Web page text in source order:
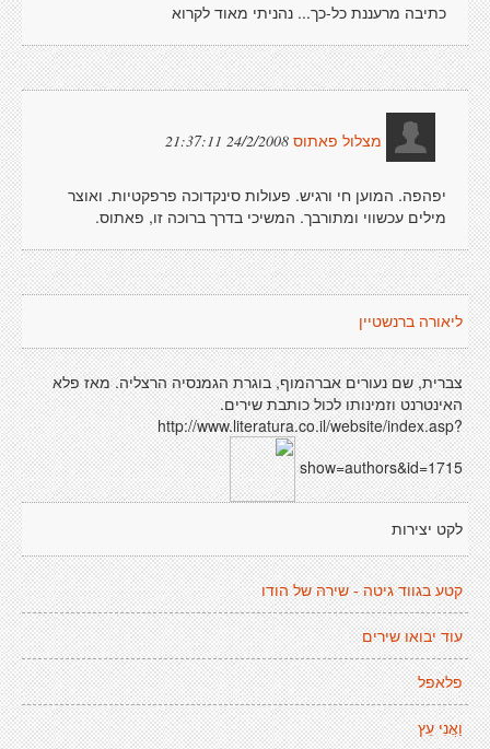
כתיבה מרעננת כל-כך... נהניתי מאוד לקרוא
מצלול פאתוס 24/2/2008 21:37:11
יפהפה. המוען חי ורגיש. פעולות סינקדוכה פרפקטיות. ואוצר
מילים עכשווי ומתורבך. המשיכי בדרך ברוכה זו, פאתוס.
ליאורה ברנשטיין
צברית, שם נעורים אברהמוף, בוגרת הגמנסיה הרצליה. מאז פלא
האינטרנט וזמינותו לכול כותבת שירים.
http://www.literatura.co.il/website/index.asp?
show=authors&id=1715
לקט יצירות
קטע בגווד גיטה - שירהּ של הודו
עוד יבואו שירים
פלאפל
וַאֲנִי עֵץ